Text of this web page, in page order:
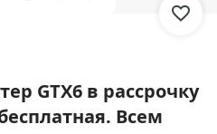
GTX6 в рассрочку
Всем